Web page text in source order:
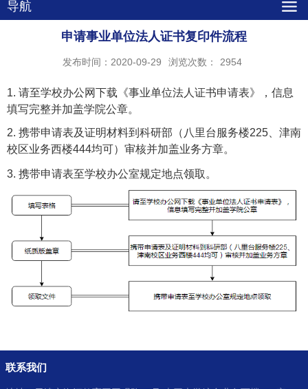
导航
申请事业单位法人证书复印件流程
发布时间：2020-09-29 浏览次数： 2954
1. 请至学校办公网下载《事业单位法人证书申请表》，信息
填写完整并加盖学院公章。
2. 携带申请表及证明材料到科研部（八里台服务楼225 、津南
校区业务西楼444均可）审核并加盖业务方章。
3. 携带申请表至学校办公室规定地点领取。
联系我们